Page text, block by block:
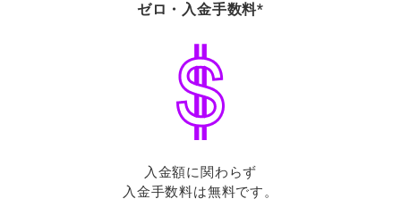
ゼロ・入金手数料*
入金額に関わらず
入金手数料は無料です。